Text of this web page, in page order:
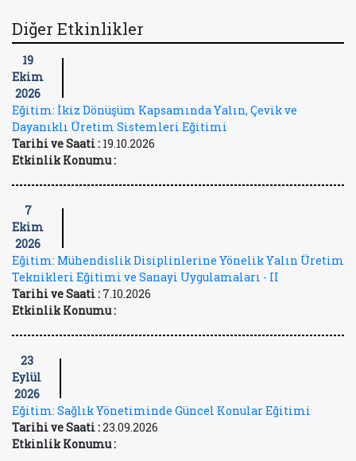
Diğer Etkinlikler
19
Ekim
2026
Eğitim: İkiz Dönüşüm Kapsamında Yalın, Çevik ve
Dayanıklı Üretim Sistemleri Eğitimi
Tarihi ve Saati : 19.10.2026
Etkinlik Konumu :
7
Ekim
2026
Eğitim: Mühendislik Disiplinlerine Yönelik Yalın Üretim
Teknikleri Eğitimi ve Sanayi Uygulamaları - II
Tarihi ve Saati : 7.10.2026
Etkinlik Konumu :
23
Eylül
2026
Eğitim: Sağlık Yönetiminde Güncel Konular Eğitimi
Tarihi ve Saati :23.09.2026
Etkinlik Konumu :